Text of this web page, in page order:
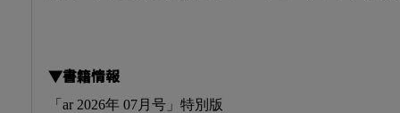
▼書籍情報
「ar 2026年 07月号」特別版